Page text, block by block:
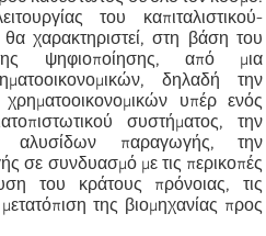
του καπιταλιστικού-
θα χαρακτηριστεί, στη βάση του
ψηφιοποίησης, από μια
δηλαδή την
υπέρ ενός
συστήματος, την
αλυσίδων παραγωγής, την
σε συνδυασμό με τις περικοπές
του κράτους πρόνοιας, τις
της βιομηχανίας προς